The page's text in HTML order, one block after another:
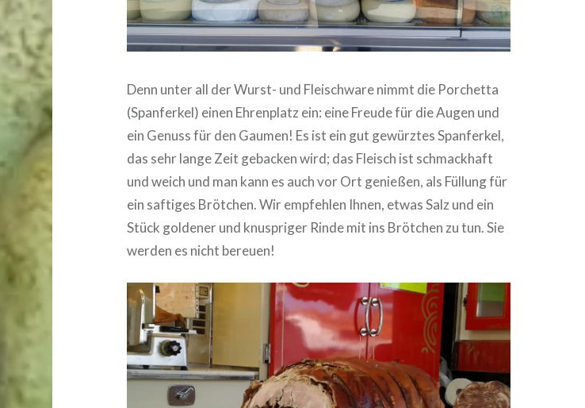
Denn unter all der Wurst- und Fleischware nimmt die Porchetta
(Spanferkel) einen Ehrenplatz ein: eine Freude für die Augen und
ein Genuss für den Gaumen! Es ist ein gut gewürztes Spanferkel,
das sehr lange Zeit gebacken wird; das Fleisch ist schmackhaft
und weich und man kann es auch vor Ort genießen, als Füllung für
ein saftiges Brötchen. Wir empfehlen Ihnen, etwas Salz und ein
Stück goldener und knuspriger Rinde mit ins Brötchen zu tun. Sie
werden es nicht bereuen!